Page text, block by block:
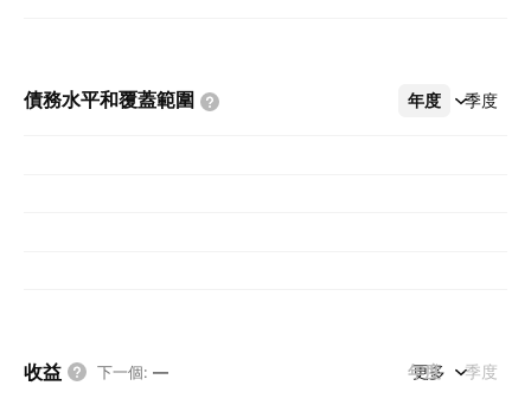
債務水平和覆蓋範圍 年度 季度
更多
收益 下一個: — 年度 季度
更多